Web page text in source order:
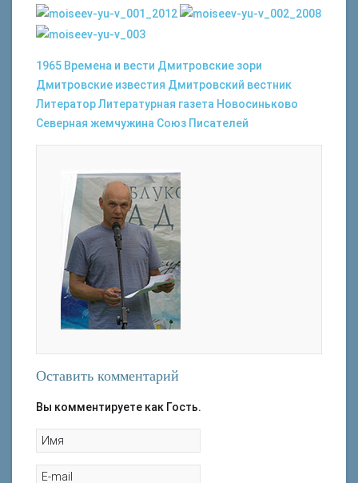
1965 Времена и вести Дмитровские зори
Дмитровские известия Дмитровский вестник
ЛитераторЛитературная газета Новосиньково
Северная жемчужина Союз Писателей
Оставить комментарий
Вы комментируете как Гость.